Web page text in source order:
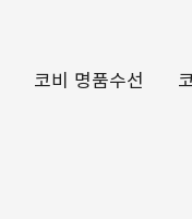
코비 명품수선